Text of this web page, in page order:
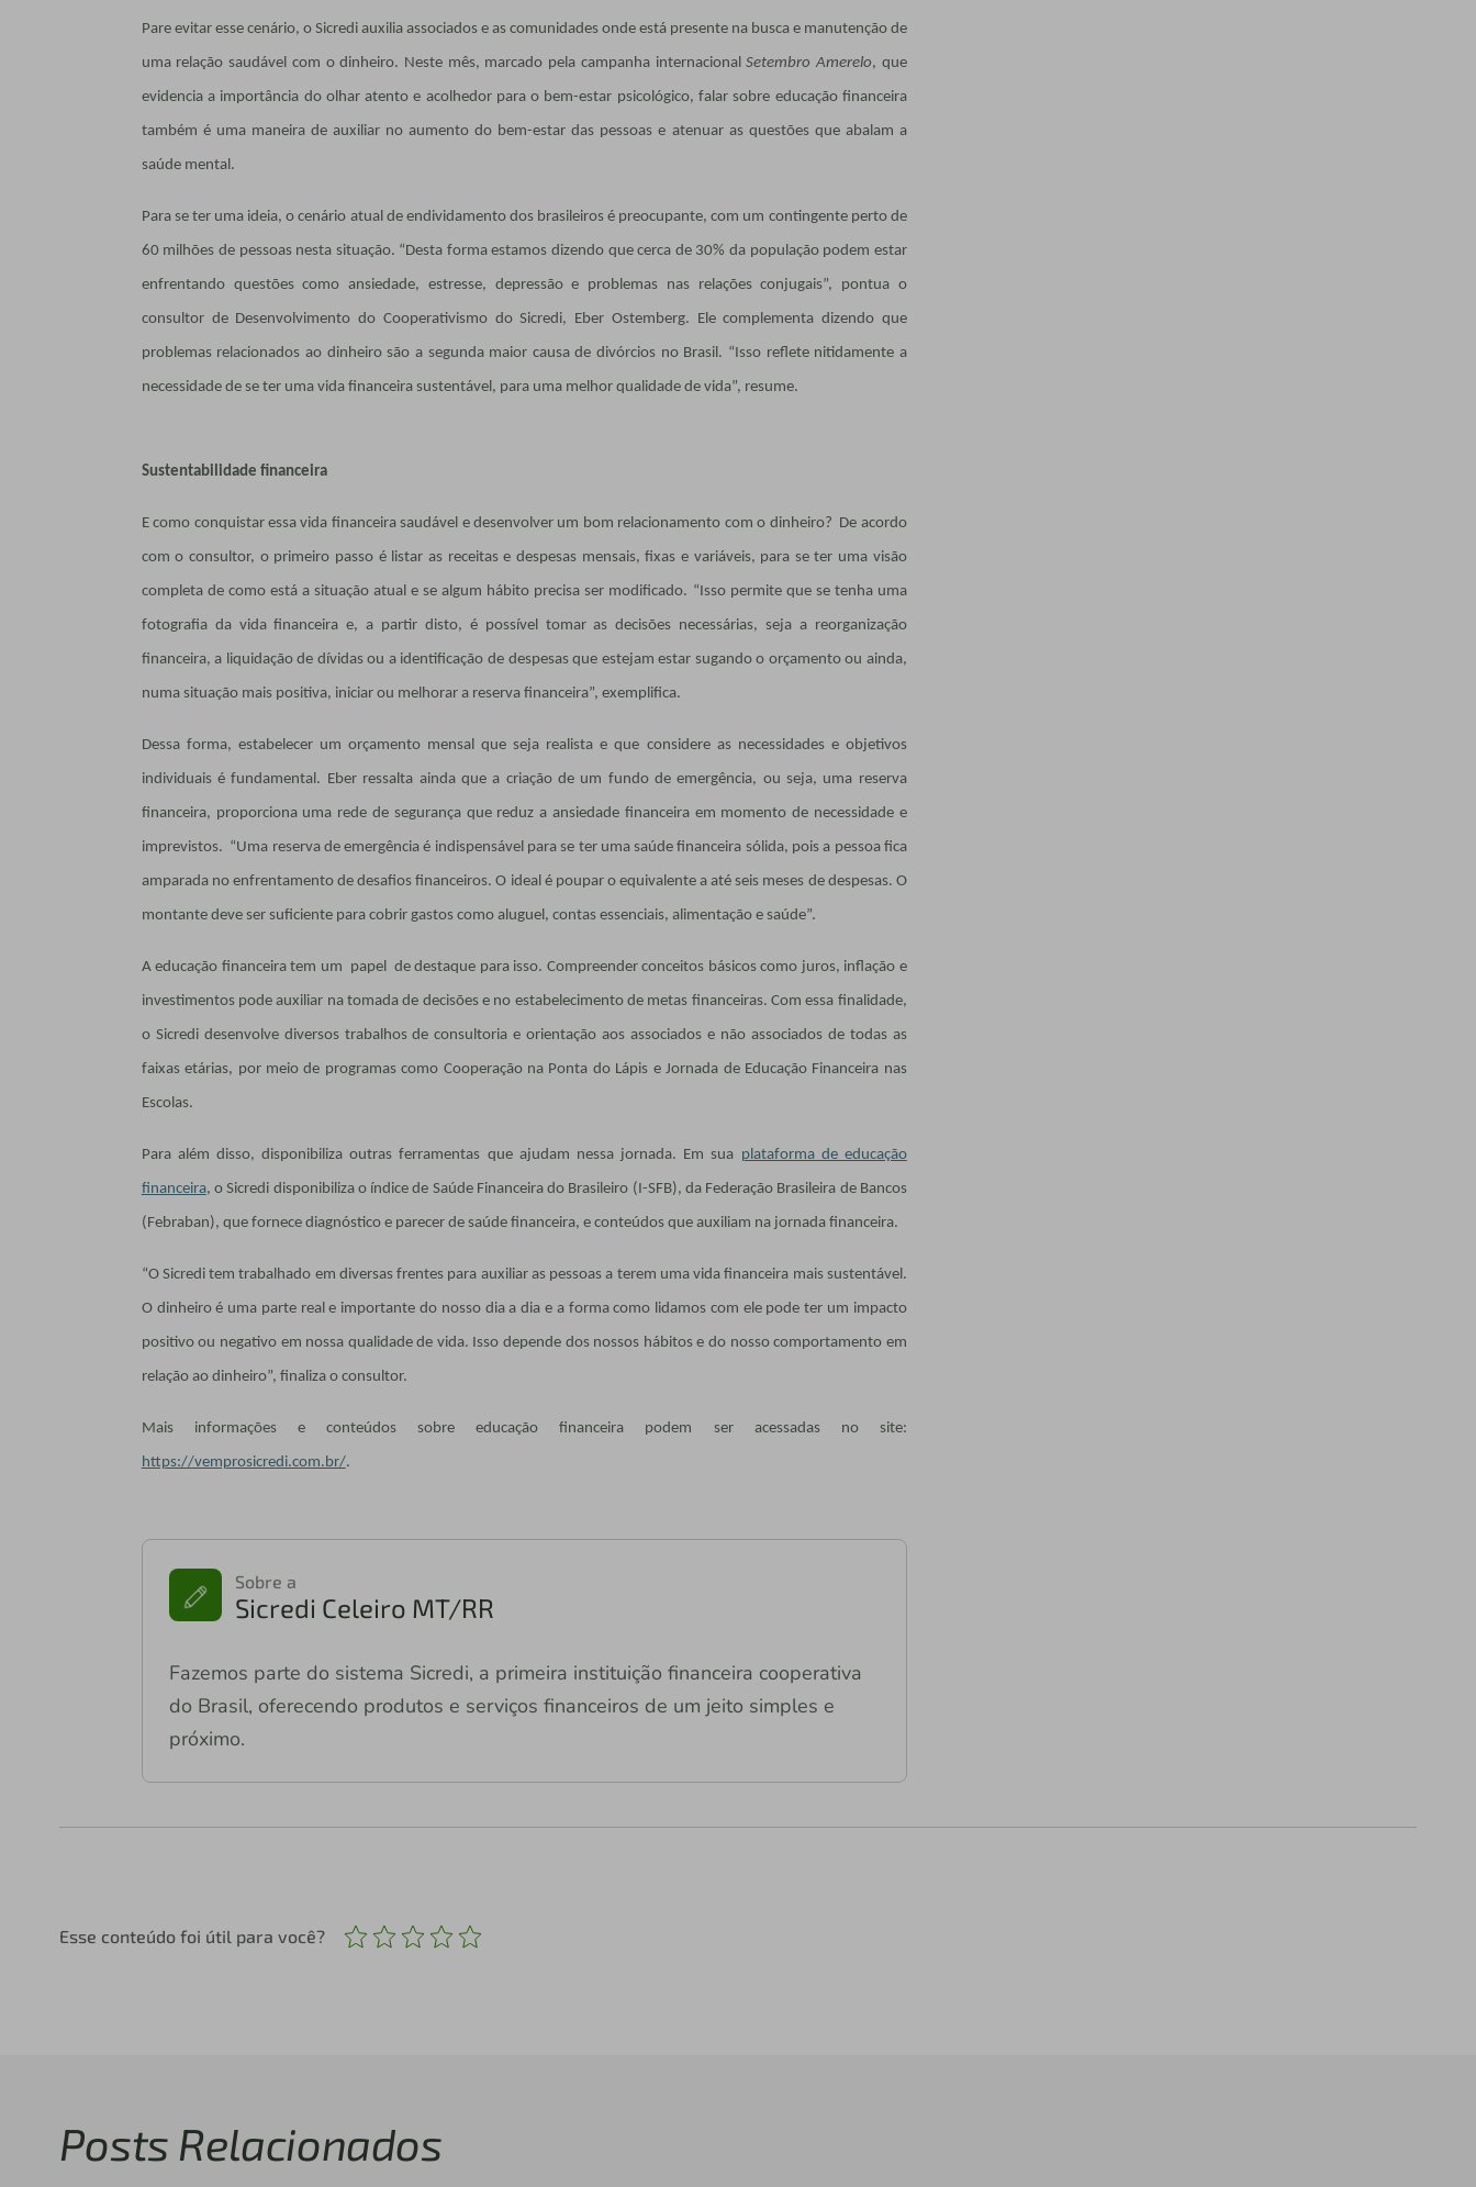
Pare evitar esse cenário, o Sicredi auxilia associados e as comunidades onde está presente na busca e manutenção de
uma relação saudável com o dinheiro. Neste mês, marcado pela campanha internacionalSetembro Amerelo, que
evidencia a importância do olhar atento e acolhedor para o bem-estar psicológico, falar sobre educação financeira
também é uma maneira de auxiliar no aumento do bem-estar das pessoas e atenuar as questões que abalam a
saúde mental.
Para se ter uma ideia, o cenário atual de endividamento dos brasileiros é preocupante, com um contingente perto de
60 milhões de pessoas nesta situação. “Desta forma estamos dizendo que cerca de 30% da população podem estar
enfrentando questões como ansiedade, estresse, depressão e problemas nas relações conjugais”, pontua o
consultor de Desenvolvimento do Cooperativismo do Sicredi, Eber Ostemberg. Ele complementa dizendo que
problemas relacionados ao dinheiro são a segunda maior causa de divórcios no Brasil. “Isso reflete nitidamente a
necessidade de se ter uma vida financeira sustentável, para uma melhor qualidade de vida”, resume.
Sustentabilidade financeira
E como conquistar essa vida financeira saudável e desenvolver um bom relacionamento com o dinheiro? De acordo
com o consultor, o primeiro passo é listar as receitas e despesas mensais, fixas e variáveis, para se ter uma visão
completa de como está a situação atual e se algum hábito precisa ser modificado. “Isso permite que se tenha uma
fotografia da vida financeira e, a partir disto, é possível tomar as decisões necessárias, seja a reorganização
financeira, a liquidação de dívidas ou a identificação de despesas que estejam estar sugando o orçamento ou ainda,
numa situação mais positiva, iniciar ou melhorar a reserva financeira”, exemplifica.
Dessa forma, estabelecer um orçamento mensal que seja realista e que considere as necessidades e objetivos
individuais é fundamental. Eber ressalta ainda que a criação de um fundo de emergência, ou seja, uma reserva
financeira, proporciona uma rede de segurança que reduz a ansiedade financeira em momento de necessidade e
imprevistos. “Uma reserva de emergência é indispensável para se ter uma saúde financeira sólida, pois a pessoa fica
amparada no enfrentamento de desafios financeiros. O ideal é poupar o equivalente a até seis meses de despesas. O
montante deve ser suficiente para cobrir gastos como aluguel, contas essenciais, alimentação e saúde”.
A educação financeira tem um papel de destaque para isso. Compreender conceitos básicos como juros, inflação e
investimentos pode auxiliar na tomada de decisões e no estabelecimento de metas financeiras. Com essa finalidade,
o Sicredi desenvolve diversos trabalhos de consultoria e orientação aos associados e não associados de todas as
faixas etárias, por meio de programas como Cooperação na Ponta do Lápis e Jornada de Educação Financeira nas
Escolas.
Para além disso, disponibiliza outras ferramentas que ajudam nessa jornada. Em sua plataforma de educação
financeira, o Sicredi disponibiliza o índice de Saúde Financeira do Brasileiro (I-SFB), da Federação Brasileira de Bancos
(Febraban), que fornece diagnóstico e parecer de saúde financeira, e conteúdos que auxiliam na jornada financeira.
“O Sicredi tem trabalhado em diversas frentes para auxiliar as pessoas a terem uma vida financeira mais sustentável.
O dinheiro é uma parte real e importante do nosso dia a dia e a forma como lidamos com ele pode ter um impacto
positivo ou negativo em nossa qualidade de vida. Isso depende dos nossos hábitos e do nosso comportamento em
relação ao dinheiro”, finaliza o consultor.
Mais informações e conteúdos sobre educação financeira podem ser acessadas no site:
https://vemprosicredi.com.br/.
Sobre a
Sicredi Celeiro MT/RR
Fazemos parte do sistema Sicredi, a primeira instituição financeira cooperativa
do Brasil, oferecendo produtos e serviços financeiros de um jeito simples e
próximo.
Esse conteúdo foi útil para você?
Posts Relacionados